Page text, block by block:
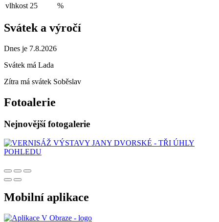
vlhkost 25 %
Svátek a výročí
Dnes je 7.8.2026
Svátek má Lada
Zítra má svátek Soběslav
Fotoalerie
Nejnovější fotogalerie
Mobilní aplikace